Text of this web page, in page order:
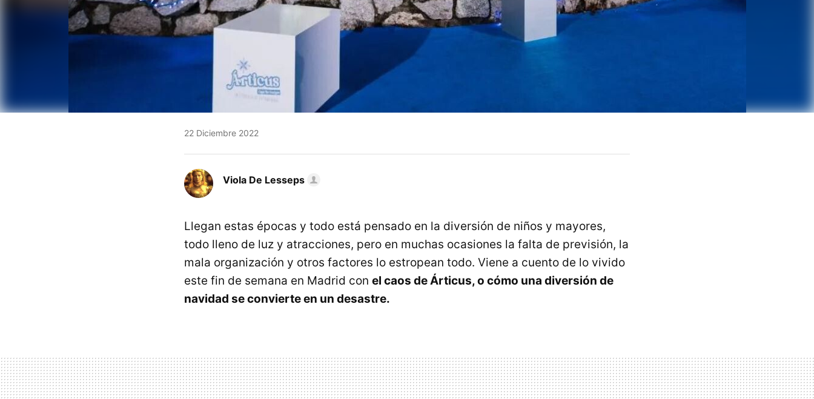
22 Diciembre 2022
Viola De Lesseps
Llegan estas épocas y todo está pensado en la diversión de niños y mayores,
todo lleno de luz y atracciones, pero en muchas ocasiones la falta de previsión, la
mala organización y otros factores lo estropean todo. Viene a cuento de lo vivido
este fin de semana en Madrid con el caos de Árticus, o cómo una diversión de
navidad se convierte en un desastre.